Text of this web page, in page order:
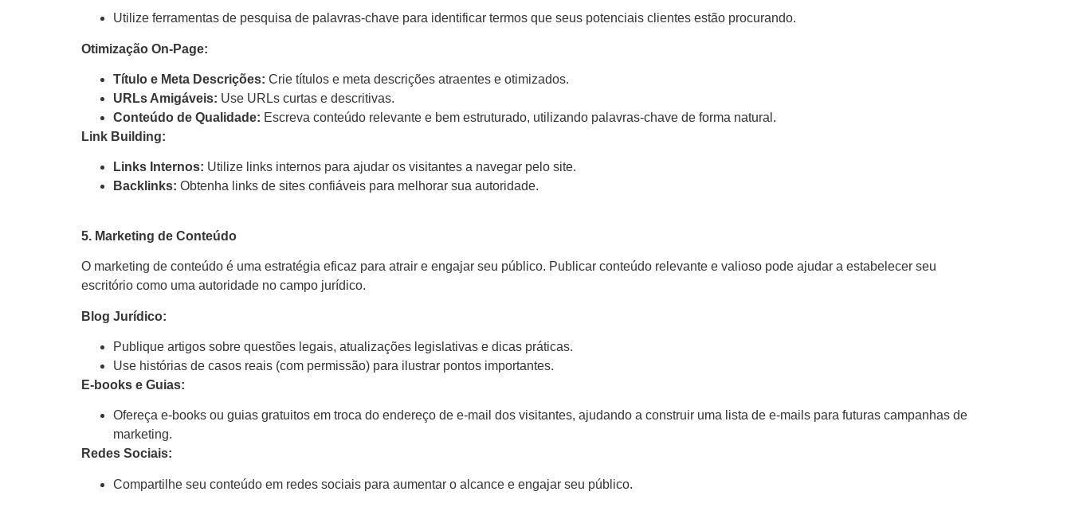
Utilize ferramentas de pesquisa de palavras-chave para identificar termos que seus potenciais clientes estão procurando.
Otimização On-Page:
Título e Meta Descrições: Crie títulos e meta descrições atraentes e otimizados.
URLs Amigáveis: Use URLs curtas e descritivas.
Conteúdo de Qualidade: Escreva conteúdo relevante e bem estruturado, utilizando palavras-chave de forma natural.
Link Building:
Links Internos: Utilize links internos para ajudar os visitantes a navegar pelo site.
Backlinks: Obtenha links de sites confiáveis para melhorar sua autoridade.
5. Marketing de Conteúdo
O marketing de conteúdo é uma estratégia eficaz para atrair e engajar seu público. Publicar conteúdo relevante e valioso pode ajudar a estabelecer seu
escritório como uma autoridade no campo jurídico.
Blog Jurídico:
Publique artigos sobre questões legais, atualizações legislativas e dicas práticas.
Use histórias de casos reais (com permissão) para ilustrar pontos importantes.
E-books e Guias:
Ofereça e-books ou guias gratuitos em troca do endereço de e-mail dos visitantes, ajudando a construir uma lista de e-mails para futuras campanhas de
marketing.
Redes Sociais:
Compartilhe seu conteúdo em redes sociais para aumentar o alcance e engajar seu público.